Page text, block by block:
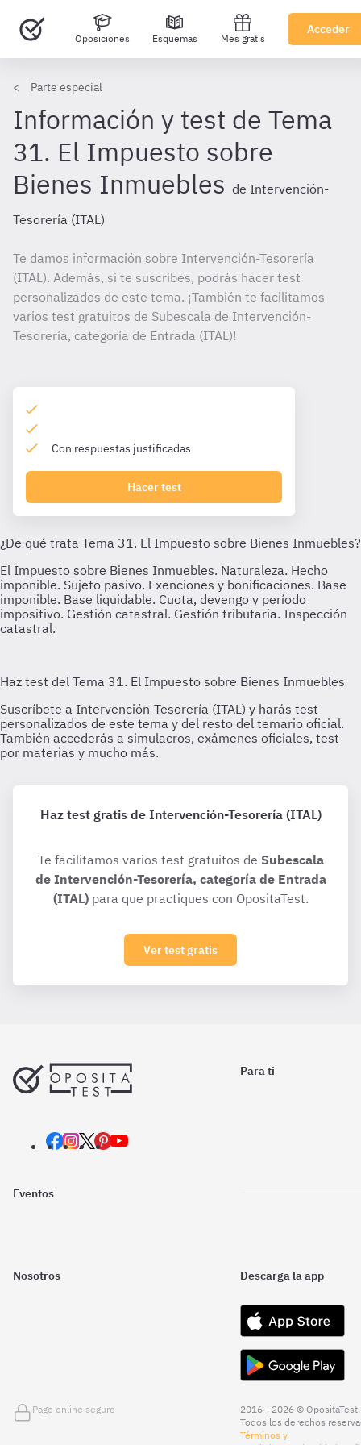
Oposiciones Esquemas Mes gratis
Acceder
Parte especial
Información y test de Tema
31. El Impuesto sobre
Bienes Inmuebles de Intervención-
Tesorería (ITAL)
Te damos información sobre Intervención-Tesorería
(ITAL). Además, si te suscribes, podrás hacer test
personalizados de este tema. ¡También te facilitamos
varios test gratuitos de Subescala de Intervención-
Tesorería, categoría de Entrada (ITAL)!
Con respuestas justificadas
Hacer test
Haz test gratis de Intervención-Tesorería (ITAL)
Te facilitamos varios test gratuitos de Subescala
de Intervención-Tesorería, categoría de Entrada
(ITAL)para que practiques con OpositaTest.
Ver test gratis
Para ti
Eventos
Nosotros Descarga la app
Pago online seguro
2016 - 2026 © OpositaTest.
Todos los derechos
Términos y